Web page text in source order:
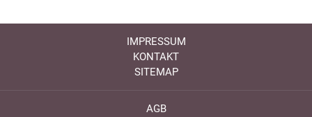
IMPRESSUM
KONTAKT
SITEMAP
AGB